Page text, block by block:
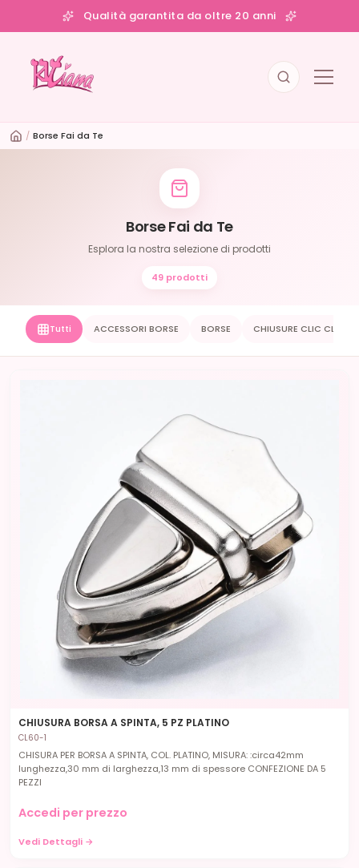
Qualità garantita da oltre 20 anni
/ Borse Fai da Te
Borse Fai da Te
Esplora la nostra selezione di prodotti
49 prodotti
Tutti ACCESSORI BORSE BORSE CHIUSURE CLIC CLAC
CHIUSURA BORSA A SPINTA, 5 PZ PLATINO
CL60-1
CHISURA PER BORSA A SPINTA, COL. PLATINO, MISURA: :circa42mm
lunghezza,30 mm di larghezza,13 mm di spessore CONFEZIONE DA 5
PEZZI
Accedi per prezzo
Vedi Dettagli →